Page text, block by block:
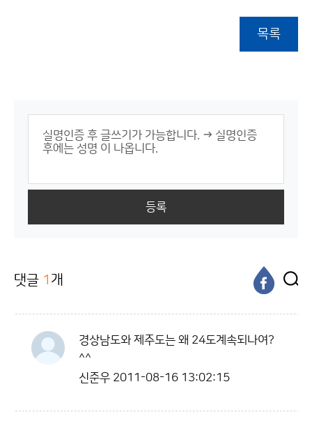
목록
등록
댓글 1 개
경상남도와 제주도는 왜 24도계속되나여?
^^
신준우 2011-08-16 13:02:15